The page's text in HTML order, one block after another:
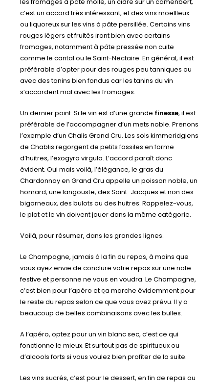
c’est un accord très intéressant, et des vins moellleux
ou liquoreux sur les vins à pâte persillée. Certains vins
rouges légers et fruités iront bien avec certains
fromages, notamment à pâte pressée non cuite
comme le cantal ou le Saint-Nectaire. En général, il est
préférable d’opter pour des rouges peu tanniques ou
avec des tanins bien fondus car les tanins du vin
s’accordent mal avec les fromages.
Un dernier point. Si le vin est d’une grande finesse, il est
préférable de l’accompagner d’un mets noble. Prenons
l’exemple d’un Chalis Grand Cru. Les sols kimmeridgiens
de Chablis regorgent de petits fossiles en forme
d’huitres, l’exogyra virgula. L’accord paraît donc
évident. Oui mais voilá, l’élégance, le gras du
Chardonnay en Grand Cru appelle un poisson noble, un
homard, une langouste, des Saint-Jacques et non des
bigorneaux, des bulots ou des huitres. Rappelez-vous,
le plat et le vin doivent jouer dans la même catégorie.
Voilá, pour résumer, dans les grandes lignes.
Le Champagne, jamais à la fin du repas, à moins que
vous ayez envie de conclure votre repas sur une note
festive et personne ne vous en voudra. Le Champagne,
c’est bien pour l’apéro et ça marche évidemment pour
le reste du repas selon ce que vous avez prévu. Il y a
beaucoup de belles combinaisons avec les bulles.
A l’apéro, optez pour un vin blanc sec, c’est ce qui
fonctionne le mieux. Et surtout pas de spiritueux ou
d’alcools forts si vous voulez bien profiter de la suite.
Les vins sucrés, c’est pour le dessert, en fin de repas ou